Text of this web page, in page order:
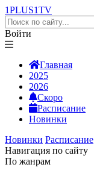
1PLUS1TV
Войти
Главная
2025
2026
Скоро
Расписание
Новинки
Новинки Расписание
Навигация по сайту
По жанрам